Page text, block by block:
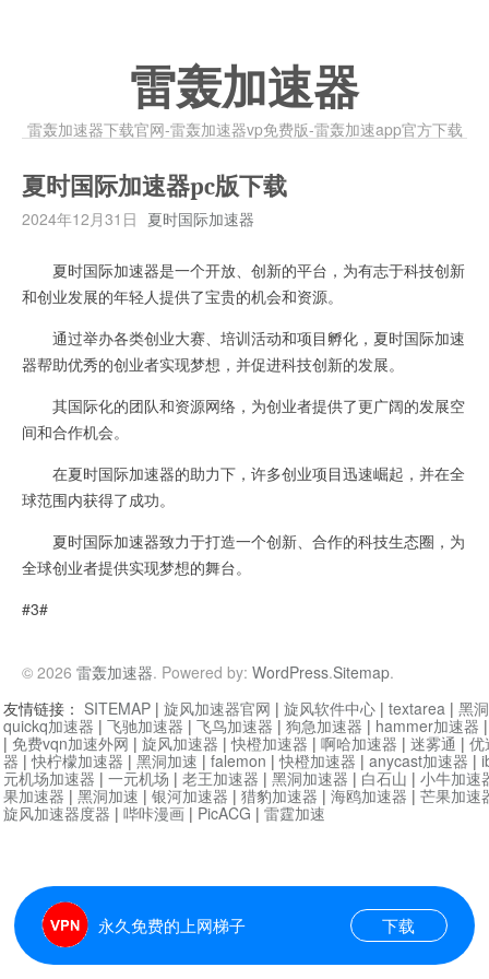
雷轰加速器
雷轰加速器下载官网-雷轰加速器vp免费版-雷轰加速app官方下载
夏时国际加速器pc版下载
2024年12月31日 夏时国际加速器
夏时国际加速器是一个开放、创新的平台，为有志于科技创新
和创业发展的年轻人提供了宝贵的机会和资源。
通过举办各类创业大赛、培训活动和项目孵化，夏时国际加速
器帮助优秀的创业者实现梦想，并促进科技创新的发展。
其国际化的团队和资源网络，为创业者提供了更广阔的发展空
间和合作机会。
在夏时国际加速器的助力下，许多创业项目迅速崛起，并在全
球范围内获得了成功。
夏时国际加速器致力于打造一个创新、合作的科技生态圈，为
全球创业者提供实现梦想的舞台。
#3#
© 2026 雷轰加速器. Powered by: WordPress.Sitemap.
永久免费的上网梯子 下载
友情链接： SITEMAP | 旋风加速器官网 | 旋风软件中心 | textarea | 黑
quickq加速器 | 飞驰加速器 | 飞鸟加速器 | 狗急加速器 | hammer加速器
| 免费vqn加速外网 | 旋风加速器 |快橙加速器 | 啊哈加速器 | 迷雾通 | 优
器 |快柠檬加速器 | 黑洞加速 | falemon |快橙加速器 | anycast加速器 |
元机场加速器 | 一元机场 | 老王加速器 | 黑洞加速器 | 白石山 | 小牛加速
果加速器 | 黑洞加速 | 银河加速器 | 猎豹加速器 | 海鸥加速器 | 芒果加速
旋风加速器度器 | 哔咔漫画 | PicACG | 雷霆加速